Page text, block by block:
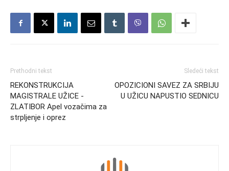
Prethodni tekst
REKONSTRUKCIJA
MAGISTRALE UŽICE -
ZLATIBOR Apel vozačima za
strpljenje i oprez
Sledeći tekst
OPOZICIONI SAVEZ ZA SRBIJU
U UŽICU NAPUSTIO SEDNICU